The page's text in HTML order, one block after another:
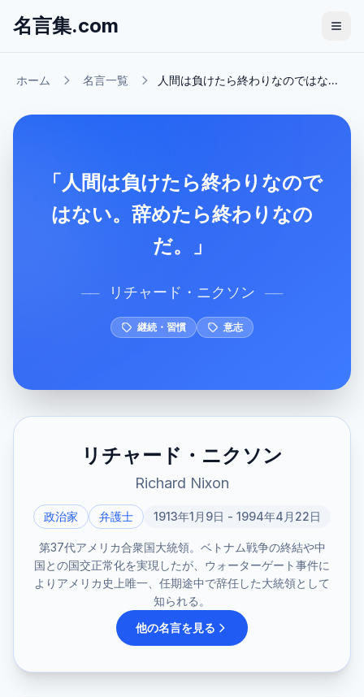
名言集.com
ホーム 名言一覧 人間は負けたら終わりなのではな...
「人間は負けたら終わりなので
はない。辞めたら終わりなの
だ。」
── リチャード・ニクソン ──
継続・習慣 意志
リチャード・ニクソン
Richard Nixon
政治家 弁護士 1913年1月9日 - 1994年4月22日
第37代アメリカ合衆国大統領。ベトナム戦争の終結や中
国との国交正常化を実現したが、ウォーターゲート事件に
よりアメリカ史上唯一、任期途中で辞任した大統領として
知られる。
他の名言を見る